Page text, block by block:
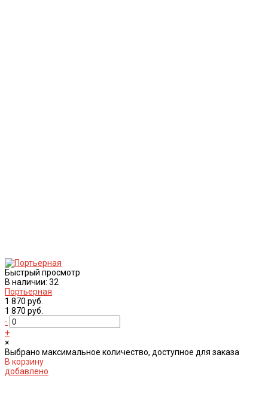
Быстрый просмотр
В наличии: 32
Портьерная
1 870 руб.
1 870 руб.
-
+
×
Выбрано максимальное количество, доступное для заказа
В корзину
добавлено